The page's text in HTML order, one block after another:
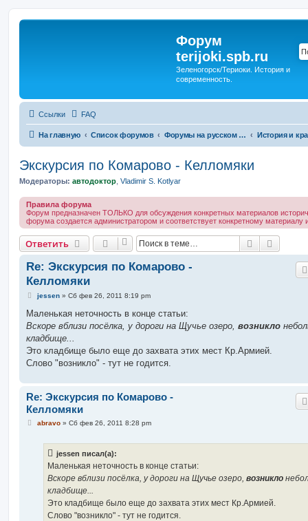
Форум
terijoki.spb.ru
Зеленогорск/Териоки. История и
современность.
Ссылки FAQ
На главную Список форумов Форумы на русском языке
Экскурсия по Комарово - Келломяки
Модераторы: автодоктор Vladimir S. Kotlyar
Правила форума
Форум предназначен ТОЛЬКО для обсуждения конкретных материалов
форума создается администратором и соответствует конкретному материалу
Ответить Поиск
Re: Экскурсия по Комарово -
Келломяки
С
о
щ
е
и
е
jessen» Сб фев 26, 2011 8:19 pm
Маленькая неточность в конце статьи:
Вскоре вблизи посёлка, у дороги на Щучье озеро, возникло
кладбище...
Это кладбище было еще до захвата этих мест Кр.Армией.
Слово "возникло" - тут не годится.
Re: Экскурсия по Комарово -
Келломяки
Сabravo» Сб фев 26, 2011 8:28 pm
jessen писал(а):
Маленькая неточность в конце статьи:
Вскоре вблизи посёлка, у дороги на Щучье озеро, возникло
кладбище...
Это кладбище было еще до захвата этих мест Кр.Армией.
Слово "возникло" - тут не годится.